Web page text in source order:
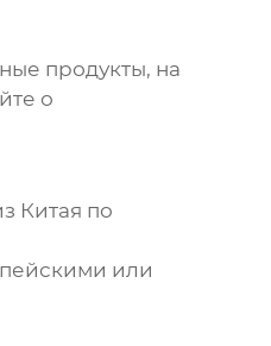
продукты, на
о
Китая по
или